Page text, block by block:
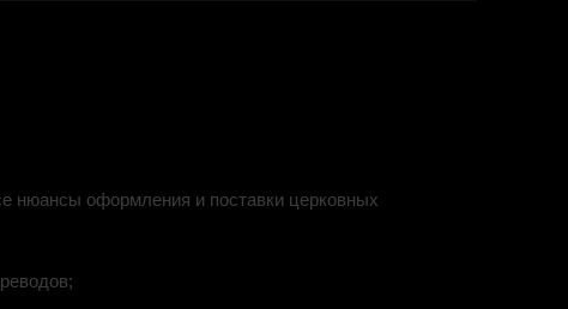
нюансы оформления и поставки церковных